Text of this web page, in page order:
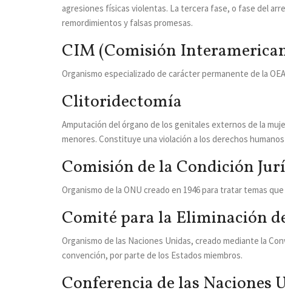
agresiones físicas violentas. La tercera fase, o fase del
remordimientos y falsas promesas.
CIM (Comisión
Organismo especializado de carácter permanente de la
Clitoridectomía
Amputación del órgano de los genitales externos de la
menores. Constituye una violación a los derechos humanos
Comisión de la Condición
Organismo de la ONU creado en 1946 para tratar temas
Comité para la Eliminación
Organismo de las Naciones Unidas, creado mediante la
convención, por parte de los Estados miembros.
Conferencia de las Naciones